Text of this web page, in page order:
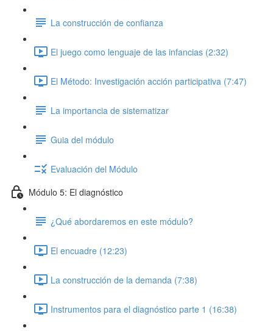
La construcción de confianza
El juego como lenguaje de las infancias (2:32)
El Método: Investigación acción participativa (7:47)
La importancia de sistematizar
Guia del módulo
Evaluación del Módulo
Módulo 5: El diagnóstico
¿Qué abordaremos en este módulo?
El encuadre (12:23)
La construcción de la demanda (7:38)
Instrumentos para el diagnóstico parte 1 (16:38)